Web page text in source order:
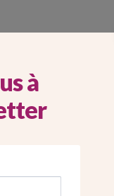
BERNARD-
à